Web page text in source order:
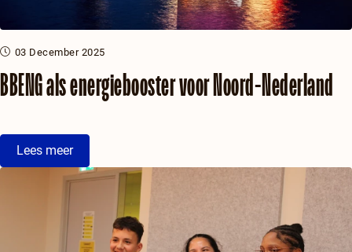
03 December 2025
BBENG als energiebooster voor Noord-Nederland
Lees meer